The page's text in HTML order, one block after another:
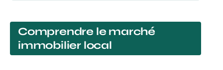
Comprendre le marché
immobilier local